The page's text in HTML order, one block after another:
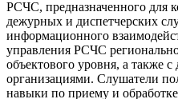
РСЧС, предназначенного для
дежурных и диспетчерских
информационного
управления РСЧС
объектового уровня, а также
организациями. Слушатели
навыки по приему и